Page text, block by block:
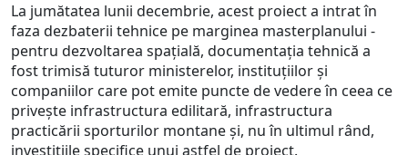
La jumătatea lunii decembrie, acest proiect a intrat în
faza dezbaterii tehnice pe marginea masterplanului -
pentru dezvoltarea spațială, documentația tehnică a
fost trimisă tuturor ministerelor, instituțiilor și
companiilor care pot emite puncte de vedere în ceea ce
privește infrastructura edilitară, infrastructura
practicării sporturilor montane și, nu în ultimul rând,
investițiile specifice unui astfel de proiect.